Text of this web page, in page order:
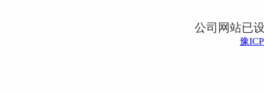
公司网站已
豫